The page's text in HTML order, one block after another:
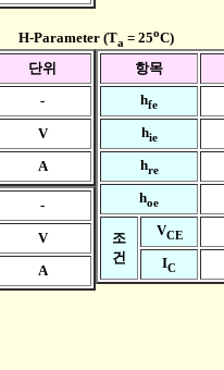
H-Parameter (Ta = 25oC)
단위
-
V
A
-
V
A
항목
hfe
hie
hre
hoe
조
건
VCE
IC